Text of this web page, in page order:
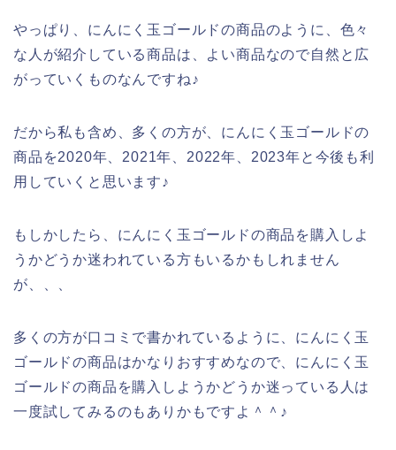
やっぱり、にんにく玉ゴールドの商品のように、色々
な人が紹介している商品は、よい商品なので自然と広
がっていくものなんですね♪
だから私も含め、多くの方が、にんにく玉ゴールドの
商品を2020年、2021年、2022年、2023年と今後も利
用していくと思います♪
もしかしたら、にんにく玉ゴールドの商品を購入しよ
うかどうか迷われている方もいるかもしれません
が、、、
多くの方が口コミで書かれているように、にんにく玉
ゴールドの商品はかなりおすすめなので、にんにく玉
ゴールドの商品を購入しようかどうか迷っている人は
一度試してみるのもありかもですよ＾＾♪